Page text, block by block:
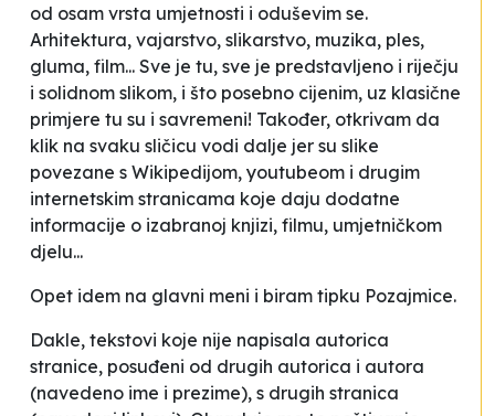
od osam vrsta umjetnosti i oduševim se.
Arhitektura, vajarstvo, slikarstvo, muzika, ples,
gluma, film... Sve je tu, sve je predstavljeno i riječju
i solidnom slikom, i što posebno cijenim, uz klasične
primjere tu su i savremeni! Također, otkrivam da
klik na svaku sličicu vodi dalje jer su slike
povezane s Wikipedijom, youtubeom i drugim
internetskim stranicama koje daju dodatne
informacije o izabranoj knjizi, filmu, umjetničkom
djelu...
Opet idem na glavni meni i biram tipku Pozajmice.
Dakle, tekstovi koje nije napisala autorica
stranice, posuđeni od drugih autorica i autora
(navedeno ime i prezime), s drugih stranica